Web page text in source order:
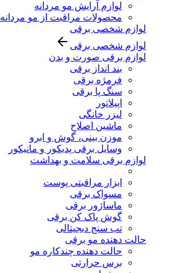
لوازم آرایش مو مردانه
محصولات مراقبت از مو مردانه
لوازم شخصی برقی
لوازم شخصی برقی
لوازم برقی صورت و بدن
بند انداز برقی
فرمژه برقی
سنگ پا برقی
اپیلاتور
لیزر خانگی
ماشین اصلاح
موزن بینی، گوش و ابرو
وسایل برقی پدیکور و مانیکور
لوازم برقی سلامت و بهداشت
ابزار مراقبتی پوست
مسواک برقی
ماساژور برقی
گوش پاک کن برقی
تب سنج دیجیتالی
حالت دهنده مو برقی
حالت دهنده چندکاره مو
برس حرارتی